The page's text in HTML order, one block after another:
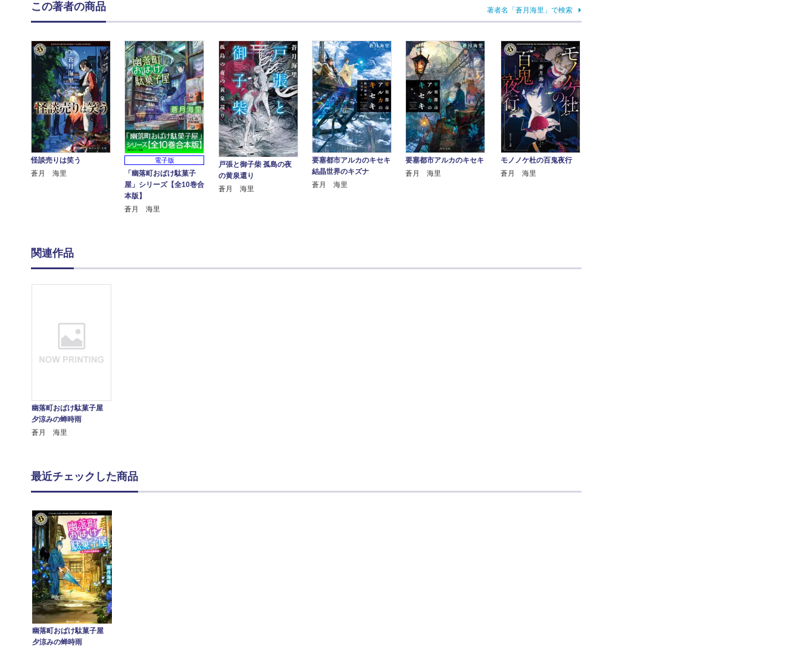
この著者の商品 著者名「蒼月海里」で検索
怪談売りは笑う
蒼月 海里
電子版
「幽落町おばけ駄菓子
屋」シリーズ【全10巻合
本版】
蒼月 海里
戸張と御子柴 孤島の夜
の黄泉還り
蒼月 海里
要塞都市アルカのキセキ
結晶世界のキズナ
蒼月 海里
要塞都市アルカのキセキ
蒼月 海里
モノノケ杜の百鬼夜行
蒼月 海里
関連作品
幽落町おばけ駄菓子屋
夕涼みの蝉時雨
蒼月 海里
最近チェックした商品
幽落町おばけ駄菓子屋
夕涼みの蝉時雨